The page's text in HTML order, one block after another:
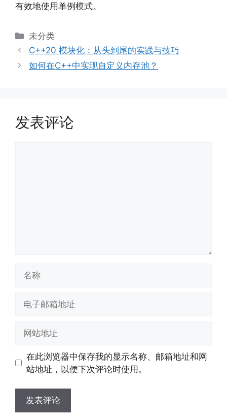
有效地使用单例模式。
分
类
未分类
C++20 模块化：从头到尾的实践与技巧
如何在C++中实现自定义内存池？
发表评论
址
址
在此浏览器中保存我的显示名称、邮箱地址和网
站地址，以便下次评论时使用。